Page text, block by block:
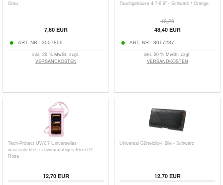
Grau
7,60EUR
ART. NR.: 3007809
inkl. 20 % MwSt. zzgl.
VERSANDKOSTEN
Tauchgehäuse 4.7-6.9" - Schwarz / Orange
46,20
48,40EUR
ART. NR.: 3017287
inkl. 20 % MwSt. zzgl.
VERSANDKOSTEN
Tech-Protect UWC7 Universelles
wasserdichtes schwimmfähiges Etui 6.9" -
Rosa
12,70EUR
Universal Gürtelclip-Hülle - Schwarz
12,70EUR